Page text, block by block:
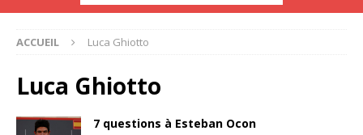
ACCUEIL Luca Ghiotto
Luca Ghiotto
7 questions à Esteban Ocon